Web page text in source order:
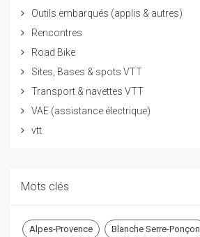
Outils embarqués (applis & autres)
Rencontres
Road Bike
Sites, Bases & spots VTT
Transport & navettes VTT
VAE (assistance électrique)
vtt
Mots clés
Alpes-Provence Blanche Serre-Ponçon